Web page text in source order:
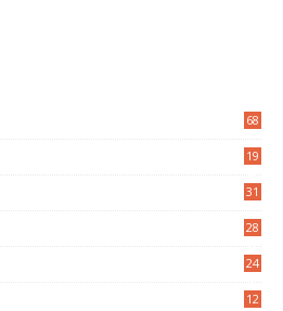
68
19
31
28
24
12